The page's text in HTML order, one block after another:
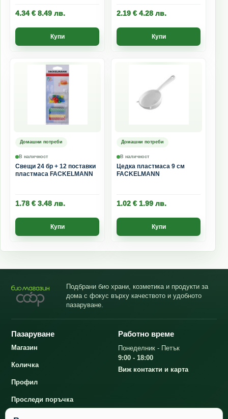
4.34€ 8.49 лв.
Купи
2.19 € 4.28 лв.
Купи
Домашни потреби
В наличност
Свещи 24 бр + 12 поставки
пластмаса FACKELMANN
1.78 € 3.48 лв.
Купи
Домашни потреби
В наличност
Цедка пластмаса 9 см
FACKELMANN
1.02 € 1.99 лв.
Купи
Подбрани био храни, козметика и продукти за
дома с фокус върху качеството и удобното
пазаруване.
Пазаруване
Магазин
Количка
Профил
Проследи поръчка
Работно време
Понеделник - Петък
9:00 - 18:00
Виж контакти и карта